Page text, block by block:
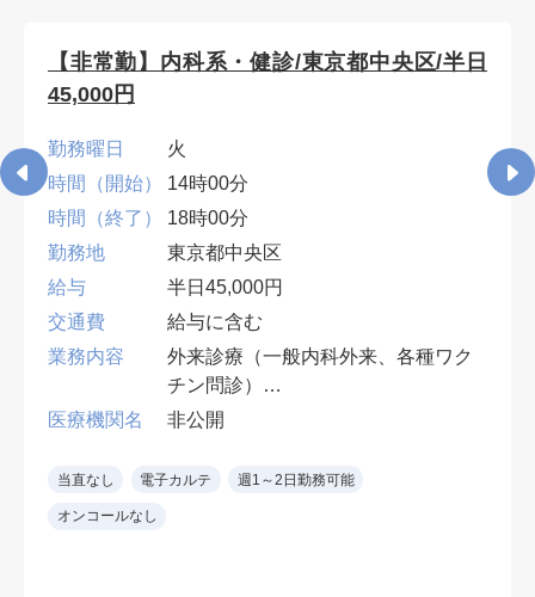
【非常勤】内科系・健診/東京都中央区/半日
45,000円
勤務曜日
火
時間（開始）
14時00分
時間（終了）
18時00分
勤務地
東京都中央区
給与
半日45,000円
交通費
給与に含む
業務内容
外来診療（一般内科外来、各種ワク
チン問診）
担当件数：40名程度/日
ば消化器内科、循環器内科、
医療機関名 非公開
当直なし 電子カルテ 週1～2日勤務可能
オンコールなし